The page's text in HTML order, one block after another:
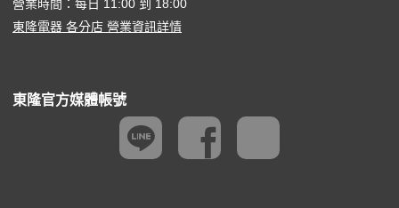
營業時間：每日 11:00 到 18:00
東隆電器 各分店 營業資訊詳情
東隆官方媒體帳號